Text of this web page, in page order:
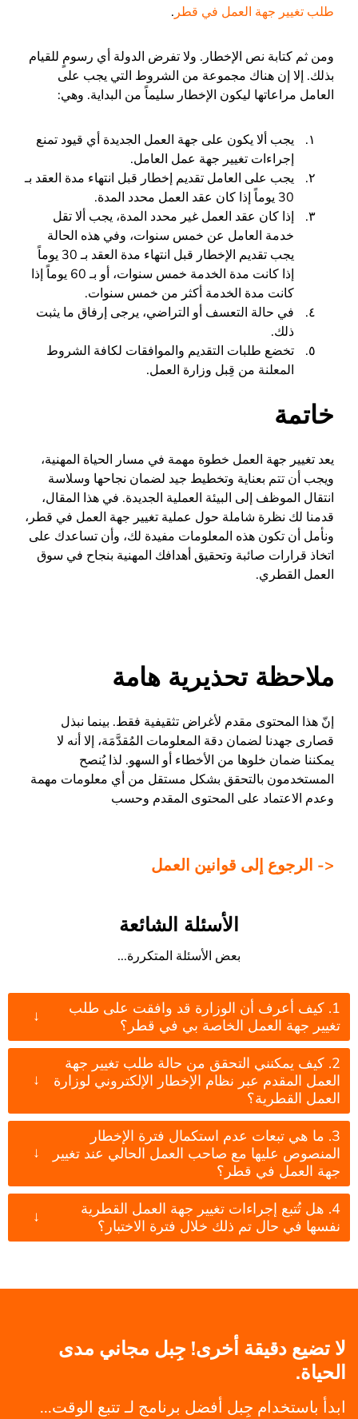
طلب تغيير جهة العمل في قطر .
ومن ثم كتابة نص الإخطار. ولا تفرض الدولة أي رسومٍ للقيام
بذلك. إلا إن هناك مجموعة من الشروط التي يجب على
العامل مراعاتها ليكون الإخطار سليماً من البداية. وهي:
يجب ألا يكون على جهة العمل الجديدة أي قيود تمنع
إجراءات تغيير جهة عمل العامل.
يجب على العامل تقديم إخطار قبل انتهاء مدة العقد بـ
30 يوماً إذا كان عقد العمل محدد المدة.
إذا كان عقد العمل غير محدد المدة، يجب ألا تقل
خدمة العامل عن خمس سنوات، وفي هذه الحالة
يجب تقديم الإخطار قبل انتهاء مدة العقد بـ 30 يوماً
إذا كانت مدة الخدمة خمس سنوات، أو بـ 60 يوماً إذا
كانت مدة الخدمة أكثر من خمس سنوات.
في حالة التعسف أو التراضي، يرجى إرفاق ما يثبت
ذلك.
تخضع طلبات التقديم والموافقات لكافة الشروط
المعلنة من قِبل وزارة العمل.
خاتمة
يعد تغيير جهة العمل خطوة مهمة في مسار الحياة المهنية،
ويجب أن تتم بعناية وتخطيط جيد لضمان نجاحها وسلاسة
انتقال الموظف إلى البيئة العملية الجديدة. في هذا المقال،
قدمنا لك نظرة شاملة حول عملية تغيير جهة العمل في قطر،
ونأمل أن تكون هذه المعلومات مفيدة لك، وأن تساعدك على
اتخاذ قرارات صائبة وتحقيق أهدافك المهنية بنجاح في سوق
العمل القطري.
ملاحظة تحذيرية هامة
إنّ هذا المحتوى مقدم لأغراض تثقيفية فقط. بينما نبذل
قصارى جهدنا لضمان دقة المعلومات المُقدَّمَة، إلا أنه لا
يمكننا ضمان خلوها من الأخطاء أو السهو. لذا يُنصح
المستخدمون بالتحقق بشكل مستقل من أي معلومات مهمة
وعدم الاعتماد على المحتوى المقدم وحسب
<- الرجوع إلى قوانين العمل
الأسئلة الشائعة
بعض الأسئلة المتكررة...
1. كيف أعرف أن الوزارة قد وافقت على طلب
تغيير جهة العمل الخاصة بي في قطر؟
↓
2. كيف يمكنني التحقق من حالة طلب تغيير جهة
العمل المقدم عبر نظام الإخطار الإلكتروني لوزارة
العمل القطرية؟
↓
3. ما هي تبعات عدم استكمال فترة الإخطار
المنصوص عليها مع صاحب العمل الحالي عند تغيير
جهة العمل في قطر؟
↓
4. هل تُتبع إجراءات تغيير جهة العمل القطرية
نفسها في حال تم ذلك خلال فترة الاختبار؟
↓
لا تضيع دقيقة أخرى! جِبل مجاني مدى
الحياة.
ابدأ باستخدام جِبل أفضل برنامج لـ تتبع الوقت...